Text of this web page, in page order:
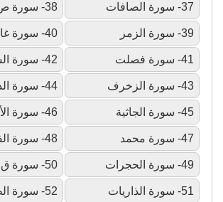
37- سورة الصافات 38- سورة ص
39- سورة الزمر 40- سورة غافر
41- سورة فصلت 42- سورة الشورى
43- سورة الزخرف 44- سورة الدخان
45- سورة الجاثية 46- سورة الأحقاف
47- سورة محمد 48- سورة الفتح
49- سورة الحجرات 50- سورة ق
51- سورة الذاريات 52- سورة الطور